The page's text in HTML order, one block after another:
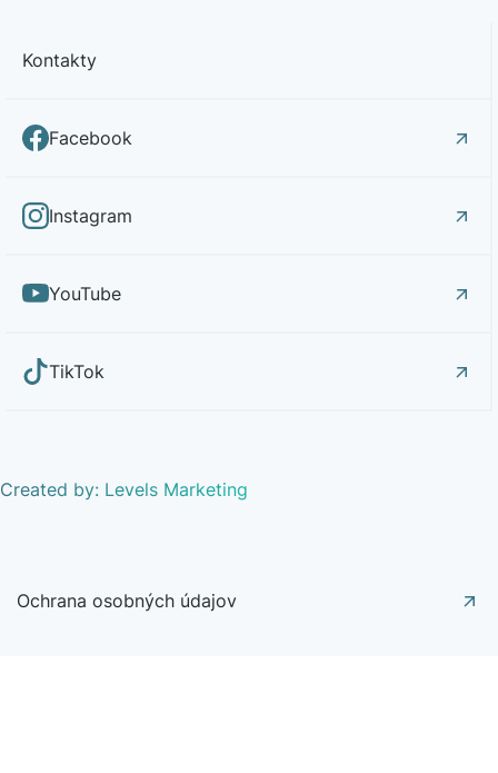
Kontakty
Facebook
Instagram
YouTube
TikTok
Created by: Levels Marketing
Ochrana osobných údajov